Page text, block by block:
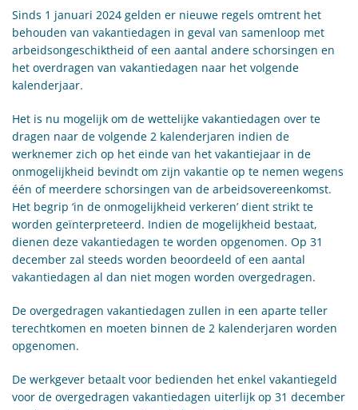
Sinds 1 januari 2024 gelden er nieuwe regels omtrent het
behouden van vakantiedagen in geval van samenloop met
arbeidsongeschiktheid of een aantal andere schorsingen en
het overdragen van vakantiedagen naar het volgende
kalenderjaar.
Het is nu mogelijk om de wettelijke vakantiedagen over te
dragen naar de volgende 2 kalenderjaren indien de
werknemer zich op het einde van het vakantiejaar in de
onmogelijkheid bevindt om zijn vakantie op te nemen wegens
één of meerdere schorsingen van de arbeidsovereenkomst.
Het begrip ‘in de onmogelijkheid verkeren’ dient strikt te
worden geïnterpreteerd. Indien de mogelijkheid bestaat,
dienen deze vakantiedagen te worden opgenomen. Op 31
december zal steeds worden beoordeeld of een aantal
vakantiedagen al dan niet mogen worden overgedragen.
De overgedragen vakantiedagen zullen in een aparte teller
terechtkomen en moeten binnen de 2 kalenderjaren worden
opgenomen.
De werkgever betaalt voor bedienden het enkel vakantiegeld
voor de overgedragen vakantiedagen uiterlijk op 31 december